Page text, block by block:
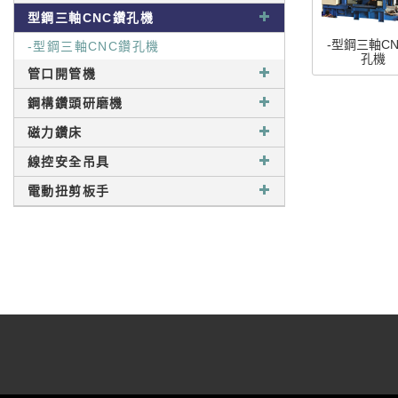
型鋼三軸CNC鑽孔機
-型鋼三軸CNC鑽孔機
管口開管機
鋼構鑽頭研磨機
磁力鑽床
線控安全吊具
電動扭剪板手
-型鋼三軸
孔機